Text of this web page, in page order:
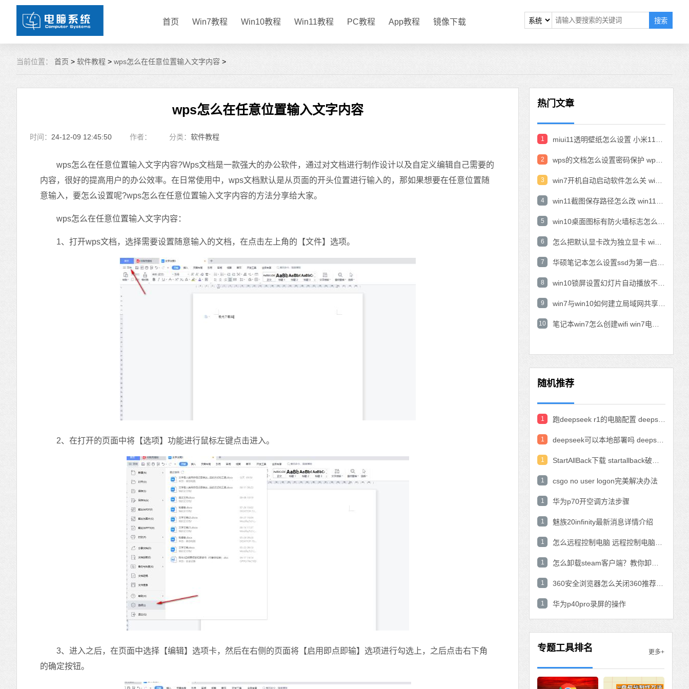
首页 Win7教程 Win10教程 Win11教程 PC教程 App教程 镜像下载 搜索
当前位置： 首页 > 软件教程 > wps怎么在任意位置输入文字内容 >
wps怎么在任意位置输入文字内容
时间： 24-12-09 12:45:50 作者： 分类： 软件教程
wps怎么在任意位置输入文字内容?Wps文档是一款强大的办公软件，通过对文档进行制作设计以及自定义编辑自己需要的
内容，很好的提高用户的办公效率。在日常使用中，wps文档默认是从页面的开头位置进行输入的，那如果想要在任意位置随
意输入，要怎么设置呢?wps怎么在任意位置输入文字内容的方法分享给大家。
wps怎么在任意位置输入文字内容：
1、打开wps文档，选择需要设置随意输入的文档，在点击左上角的【文件】选项。
2、在打开的页面中将【选项】功能进行鼠标左键点击进入。
3、进入之后，在页面中选择【编辑】选项卡，然后在右侧的页面将【启用即点即输】选项进行勾选上，之后点击右下角
的确定按钮。
热门文章
1
2
3
4
5
6
7
8
9
10
随机推荐
1
1
1
1 csgo no user logon完美解决办法
1 华为p70开空调方法步骤
1 魅族20infinity最新消息详情介绍
1
1
1
1 华为p40pro录屏的操作
专题工具排名 更多+